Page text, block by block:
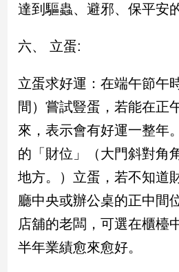
旅
美
食
座/
命
理
消
費
健
親
子/
感
情
達到驅蟲、避邪、保平安
六、 立蛋:
立蛋求好運：在端午節午
間）嘗試豎蛋，若能在正
來，表示會有好運一整年
的「財位」（大門斜對角
地方。）立蛋，若不知道
廳中央或辦公桌的正中間
店舖的老闆，可選在櫃檯
半年業績愈來愈好。